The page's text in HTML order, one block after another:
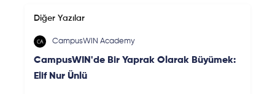
Diğer Yazılar
CampusWIN Academy
CampusWIN'de Bir Yaprak Olarak Büyümek:
Elif Nur Ünlü